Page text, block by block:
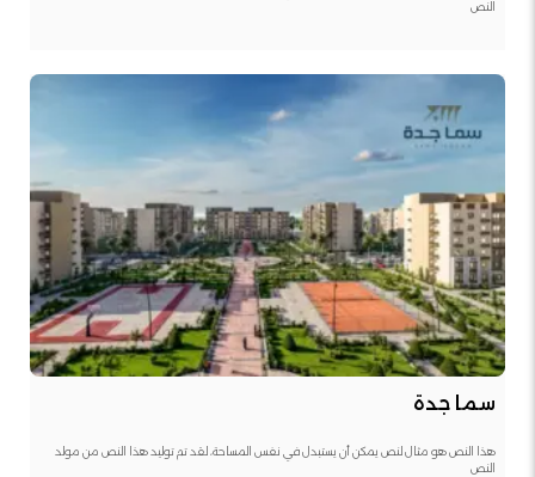
النص
سما جدة
هذا النص هو مثال لنص يمكن أن يستبدل في نفس المساحة، لقد تم توليد هذا النص من مولد
النص